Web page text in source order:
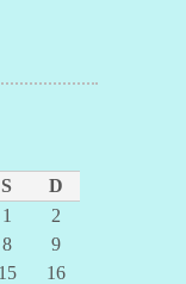
S D
1
2
8
9
15
16